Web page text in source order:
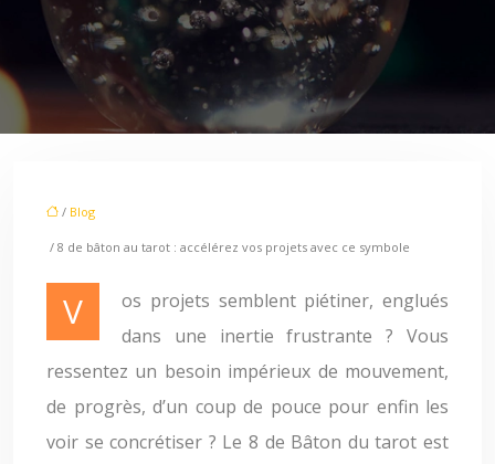
/ Blog
/ 8 de bâton au tarot : accélérez vos projets avec ce symbole
Vos projets semblent piétiner, englués
dans une inertie frustrante ? Vous
ressentez un besoin impérieux de mouvement,
de progrès, d’un coup de pouce pour enfin les
voir se concrétiser ? Le 8 de Bâton du tarot est